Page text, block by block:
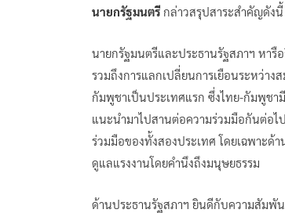
นายกรัฐมนตรี กล่าวสรุปสาระสำคัญดังนี้
นายกรัฐมนตรีและประธานรัฐสภาฯ หารื
รวมถึงการแลกเปลี่ยนการเยือนระหว่า
กัมพูชาเป็นประเทศแรก ซึ่งไทย-กัมพูช
แนะนำมาไปสานต่อความร่วมมือกันต่อไ
ร่วมมือของทั้งสองประเทศ โดยเฉพาะด้
ดูแลแรงงานโดยคำนึงถึงมนุษยธรรม
ด้านประธานรัฐสภาฯ ยินดีกับความสัมพัน